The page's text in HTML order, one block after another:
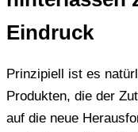
Eindruck
Prinzipiell ist es
Produkten, die der
auf die neue